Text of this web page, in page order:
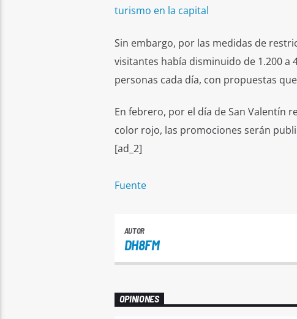
turismo en la capital
Sin embargo, por las medidas de
visitantes había disminuido de 1.200 a
personas cada día, con propuestas
En febrero, por el día de San Valentín
color rojo, las promociones serán
[ad_2]
Fuente
AUTOR
DH8FM
OPINIONES